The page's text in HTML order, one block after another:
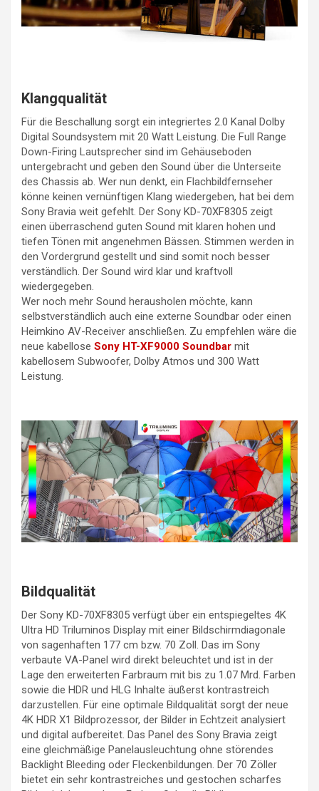
Klangqualität
Für die Beschallung sorgt ein integriertes 2.0 Kanal Dolby
Digital Soundsystem mit 20 Watt Leistung. Die Full Range
Down-Firing Lautsprecher sind im Gehäuseboden
untergebracht und geben den Sound über die Unterseite
des Chassis ab. Wer nun denkt, ein Flachbildfernseher
könne keinen vernünftigen Klang wiedergeben, hat bei dem
Sony Bravia weit gefehlt. Der Sony KD-70XF8305 zeigt
einen überraschend guten Sound mit klaren hohen und
tiefen Tönen mit angenehmen Bässen. Stimmen werden in
den Vordergrund gestellt und sind somit noch besser
verständlich. Der Sound wird klar und kraftvoll
wiedergegeben.
Wer noch mehr Sound herausholen möchte, kann
selbstverständlich auch eine externe Soundbar oder einen
Heimkino AV-Receiver anschließen. Zu empfehlen wäre die
neue kabellose Sony HT-XF9000 Soundbar mit
kabellosem Subwoofer, Dolby Atmos und 300 Watt
Leistung.
Bildqualität
Der Sony KD-70XF8305 verfügt über ein entspiegeltes 4K
Ultra HD Triluminos Display mit einer Bildschirmdiagonale
von sagenhaften 177 cm bzw. 70 Zoll. Das im Sony
verbaute VA-Panel wird direkt beleuchtet und ist in der
Lage den erweiterten Farbraum mit bis zu 1.07 Mrd. Farben
sowie die HDR und HLG Inhalte äußerst kontrastreich
darzustellen. Für eine optimale Bildqualität sorgt der neue
4K HDR X1 Bildprozessor, der Bilder in Echtzeit analysiert
und digital aufbereitet. Das Panel des Sony Bravia zeigt
eine gleichmäßige Panelausleuchtung ohne störendes
Backlight Bleeding oder Fleckenbildungen. Der 70 Zöller
bietet ein sehr kontrastreiches und gestochen scharfes